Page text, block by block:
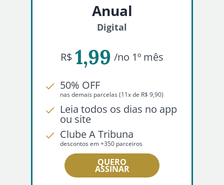
Anual
Digital
R$ 1,99 /no 1º mês
50% OFF
nas demais parcelas (11x de R$ 9,90)
Leia todos os dias no app
ou site
Clube A Tribuna
descontos em +350 parceiros
QUERO
ASSINAR